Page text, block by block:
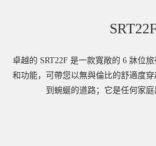
卓越的 SRT22F 是一款寬敞的 6 牀位
和功能，可帶您以無與倫比的舒適度
到蜿蜒的道路；它是任何家庭